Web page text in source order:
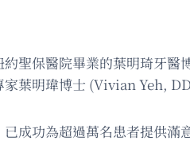
聖保醫院畢業的葉明琦牙
葉明瑋博士 (Vivian Yeh,
成功為超過萬名患者提供